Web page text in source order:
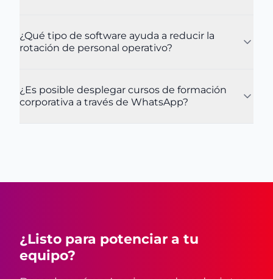
¿Qué tipo de software ayuda a reducir la
rotación de personal operativo?
¿Es posible desplegar cursos de formación
corporativa a través de WhatsApp?
¿Listo para potenciar a tu
equipo?